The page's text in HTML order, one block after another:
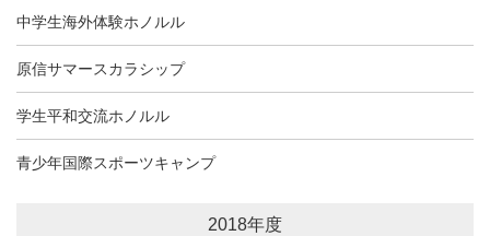
中学生海外体験ホノルル
原信サマースカラシップ
学生平和交流ホノルル
青少年国際スポーツキャンプ
2018年度